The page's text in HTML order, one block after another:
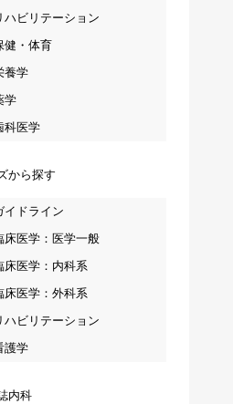
ハビリテーション
健・体育
養学
学
科医学
から探す
イドライン
床医学：医学一般
床医学：内科系
床医学：外科系
ハビリテーション
護学
内科